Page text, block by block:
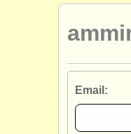
strumenti rubati
contattaci
Email: